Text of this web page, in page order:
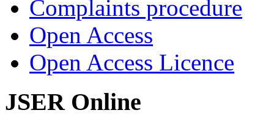
Complaints procedure
Open Access
Open Access Licence
JSER Online